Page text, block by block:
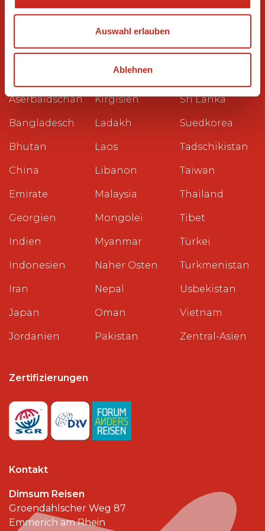
Auswahl erlauben
Ablehnen
Ägypten
Aserbaidschan
Bangladesch
Bhutan
China
Emirate
Georgien
Indien
Indonesien
Iran
Japan
Jordanien
Kambodscha
Kasachstan
Kirgisien
Ladakh
Laos
Libanon
Malaysia
Mongolei
Myanmar
Naher Osten
Nepal
Oman
Pakistan
Philippinen
Sri Lanka
Suedkorea
Tadschikistan
Taiwan
Thailand
Tibet
Türkei
Turkmenistan
Usbekistan
Vietnam
Zentral-Asien
Zertifizierungen
Kontakt
Dimsum Reisen
Groendahlscher Weg 87
Emmerich am Rhein